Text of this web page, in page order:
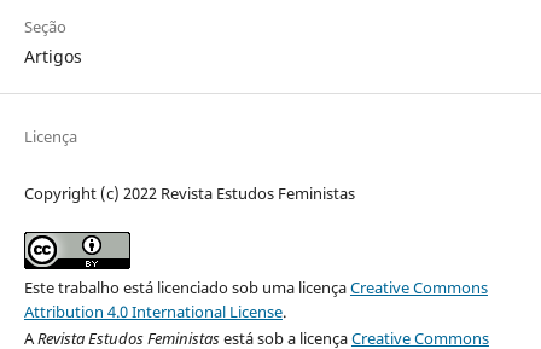
Seção
Artigos
Licença
Copyright (c) 2022 Revista Estudos Feministas
Este trabalho está licenciado sob uma licençaCreative Commons
Attribution 4.0 International License.
ARevista Estudos Feministasestá sob a licençaCreative Commons